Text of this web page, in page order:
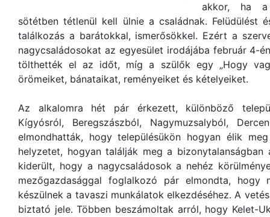
akkor, ha a
sötétben tétlenül kell ülnie a családnak. Felüdülést
találkozás a barátokkal, ismerősökkel. Ezért a
nagycsaládosokat az egyesület irodájába február 4-
tölthették el az időt, míg a szülők egy „Hogy
örömeiket, bánataikat, reményeiket és kételyeiket.
Az alkalomra hét pár érkezett, különböző
Kígyósról, Beregszászból, Nagymuzsalyból,
elmondhatták, hogy településükön hogyan élik
helyzetet, hogyan találják meg a
kiderült, hogy a nagycsaládosok a nehéz
mezőgazdasággal foglalkozó pár elmondta, hogy
készülnek a tavaszi munkálatok elkezdéséhez. A
biztató jele. Többen beszámoltak arról, hogy Kelet-